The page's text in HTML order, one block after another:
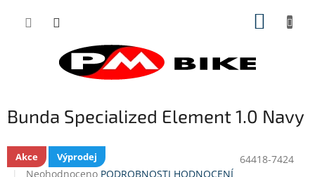
Bunda Specialized Element 1.0 Navy
64418-7424
Akce Výprodej
Průměrné
Neohodnoceno PODROBNOSTI HODNOCENÍ